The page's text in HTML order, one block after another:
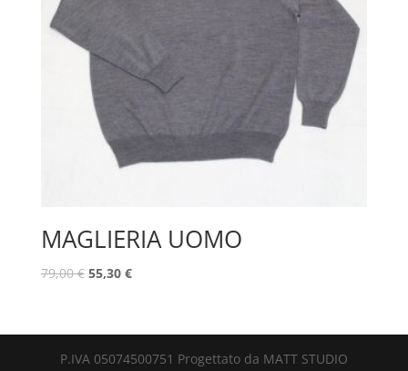
MAGLIERIA UOMO
79,00€ 55,30 €
P.IVA 05074500751 Progettato da MATT STUDIO